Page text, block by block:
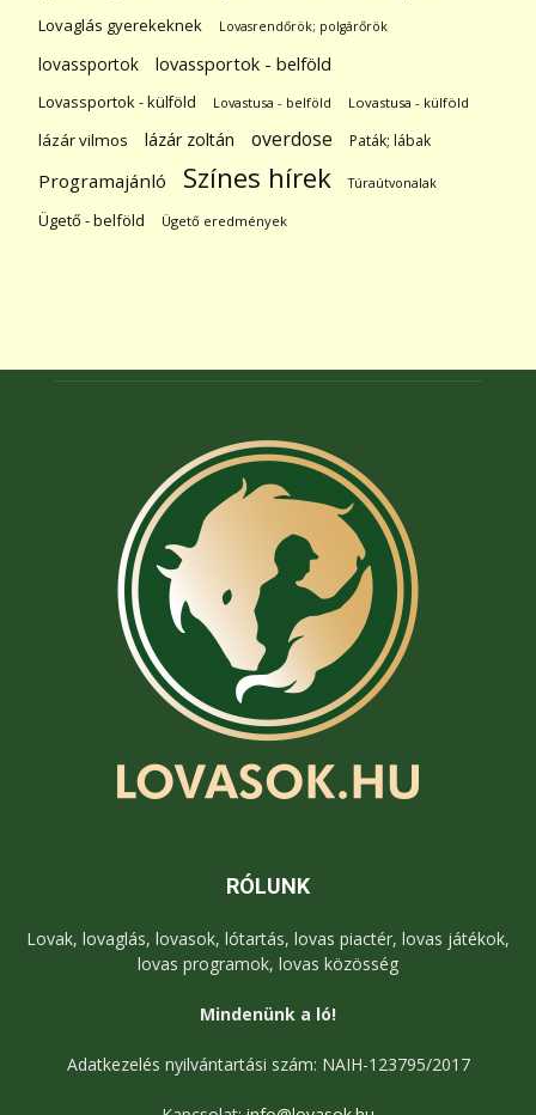
Lovaglás gyerekeknek Lovasrendőrök; polgárőrök
lovassportok lovassportok - belföld
Lovassportok - külföld Lovastusa - belföld Lovastusa - külföld
lázár vilmos lázár zoltán overdose Paták; lábak
Programajánló Színes hírek Túraútvonalak
Ügető - belföld Ügető eredmények
RÓLUNK
Lovak, lovaglás, lovasok, lótartás, lovas piactér, lovas játékok,
lovas programok, lovas közösség
Mindenünk a ló!
Adatkezelés nyilvántartási szám: NAIH-123795/2017